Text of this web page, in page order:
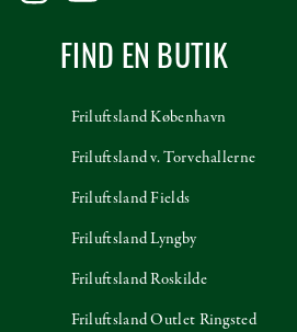
FIND EN BUTIK
Friluftsland København
Friluftsland v. Torvehallerne
Friluftsland Fields
Friluftsland Lyngby
Friluftsland Roskilde
Friluftsland Outlet Ringsted